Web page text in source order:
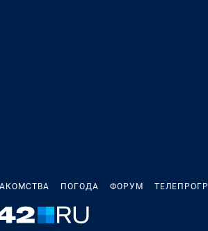
ПОГОДА ФОРУМ